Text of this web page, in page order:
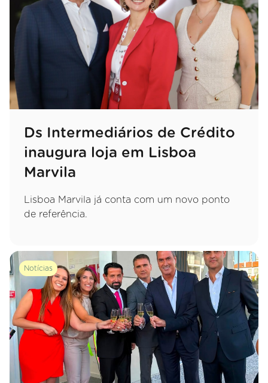
Ds Intermediários de Crédito
inaugura loja em Lisboa
Marvila
Lisboa Marvila já conta com um novo ponto
de referência.
Notícias